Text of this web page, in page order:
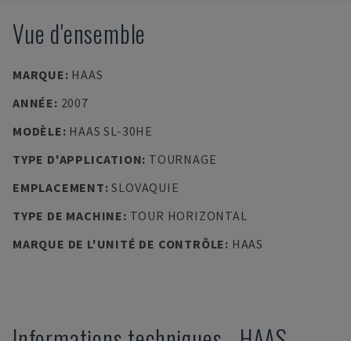
Vue d'ensemble
MARQUE: HAAS
ANNÉE: 2007
MODÈLE: HAAS SL-30HE
TYPE D'APPLICATION: TOURNAGE
EMPLACEMENT:SLOVAQUIE
TYPE DE MACHINE: TOUR HORIZONTAL
MARQUE DE L'UNITÉ DE CONTRÔLE: HAAS